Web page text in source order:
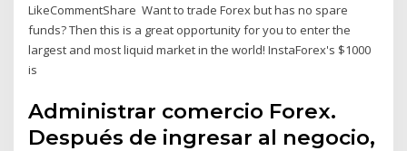
LikeCommentShare Want to trade Forex but has no spare
funds? Then this is a great opportunity for you to enter the
largest and most liquid market in the world! InstaForex's $1000
is
Administrar comercio Forex.
Después de ingresar al negocio,